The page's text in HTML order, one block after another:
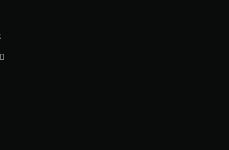
для стабильной
наборы